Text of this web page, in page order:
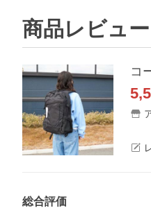
商品レビュー
コ
総合評価